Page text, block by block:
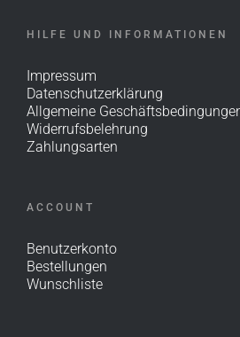
HILFE UND INFORMATIONEN
Impressum
Datenschutzerklärung
Allgemeine
Widerrufsbelehrung
Zahlungsarten
ACCOUNT
Benutzerkonto
Bestellungen
Wunschliste